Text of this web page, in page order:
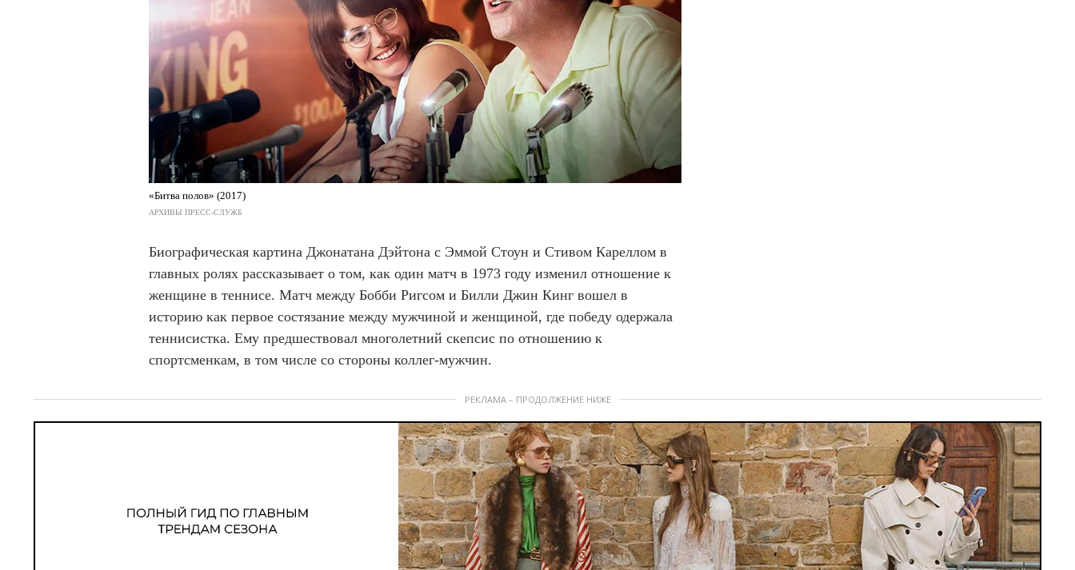
«Битва полов» (2017)
АРХИВЫ ПРЕСС-СЛУЖБ
Биографическая картина Джонатана Дэйтона с Эммой Стоун и Стивом Кареллом в
главных ролях рассказывает о том, как один матч в 1973 году изменил отношение к
женщине в теннисе. Матч между Бобби Ригсом и Билли Джин Кинг вошел в
историю как первое состязание между мужчиной и женщиной, где победу одержала
теннисистка. Ему предшествовал многолетний скепсис по отношению к
спортсменкам, в том числе со стороны коллег-мужчин.
РЕКЛАМА – ПРОДОЛЖЕНИЕ НИЖЕ